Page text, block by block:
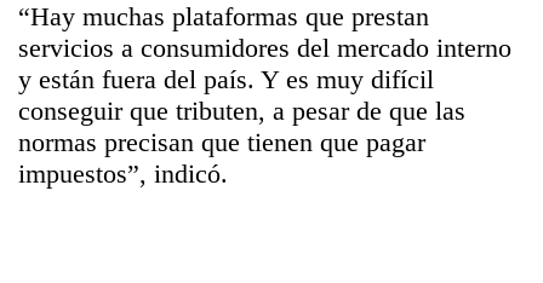
“Hay muchas plataformas que prestan
servicios a consumidores del mercado interno
y están fuera del país. Y es muy difícil
conseguir que tributen, a pesar de que las
normas precisan que tienen que pagar
impuestos”, indicó.